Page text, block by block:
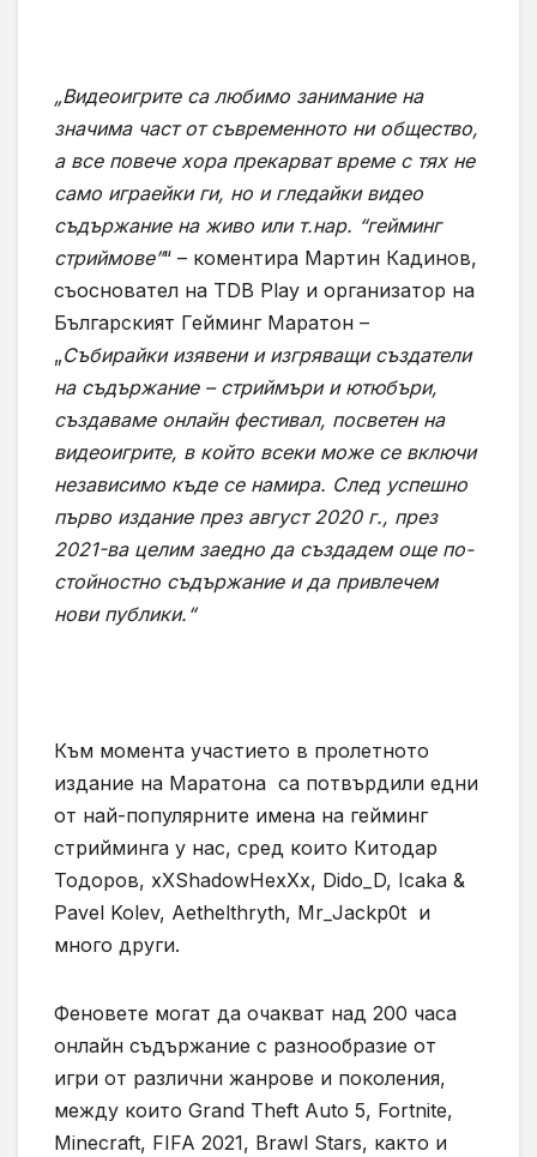
„Видеоигрите са любимо занимание на
значима част от съвременното ни общество,
a все повече хора прекарват време с тях не
само играейки ги, но и гледайки видео
съдържание на живо или т.нар. “гейминг
стриймове”“ – коментира Мартин Кадинов,
съосновател на TDB Play и организатор на
Българският Гейминг Маратон –
„Събирайки изявени и изгряващи създатели
на съдържание – стриймъри и ютюбъри,
създаваме онлайн фестивал, посветен на
видеоигрите, в който всеки може се включи
независимо къде се намира. След успешно
първо издание през август 2020 г., през
2021-ва целим заедно да създадем още по-
стойностно съдържание и да привлечем
нови публики.“
Към момента участието в пролетното
издание на Маратона са потвърдили едни
от най-популярните имена на гейминг
стрийминга у нас, сред които Китодар
Тодоров, xXShadowHexXx, Dido_D, Icaka &
Pavel Kolev, Aethelthryth, Mr_Jackp0t и
много други.
Феновете могат да очакват над 200 часа
онлайн съдържание с разнообразие от
игри от различни жанрове и поколения,
между които Grand Theft Auto 5, Fortnite,
Minecraft, FIFA 2021, Brawl Stars, както и